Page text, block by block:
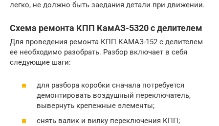
легко, не должно быть заедания детали при движении.
Схема ремонта КПП КамАЗ-5320 с делителем
Для проведения ремонта КПП КАМАЗ-152 с делителем
ее необходимо разобрать. Разбор включает в себя
следующие шаги:
для разбора коробки сначала потребуется
демонтировать воздушный переключатель,
вывернуть крепежные элементы;
снять валик и вилку переключения КПП;